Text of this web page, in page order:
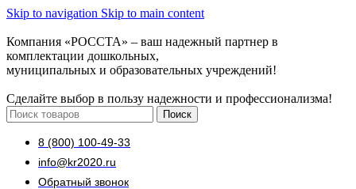
Skip to navigation Skip to main content
Компания «РОССТА» – ваш надежный партнер в
комплектации дошкольных,
муниципальных и образовательных учреждений!
Сделайте выбор в пользу надежности и профессионализма!
Поиск
8 (800) 100-49-33
info@kr2020.ru
Обратный звонок